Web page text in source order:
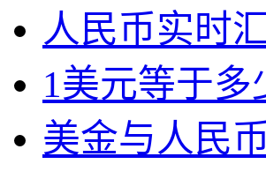
人民币实时
1美元等于
美金与人民